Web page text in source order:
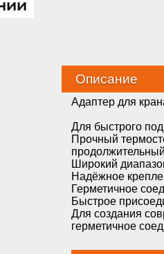
Описание
Адаптер для
Для быстрого
Прочный
Широкий
Надёжное
Герметичное
Быстрое
Для создания
герметичное